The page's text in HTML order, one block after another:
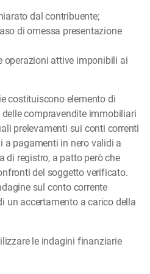
dal contribuente;
di omessa presentazione
operazioni attive imponibili ai
costituiscono elemento di
compravendite immobiliari
prelevamenti sui conti correnti
a pagamenti in nero validi a
di registro, a patto però che
del soggetto verificato.
sul conto corrente
un accertamento a carico della
le indagini finanziarie